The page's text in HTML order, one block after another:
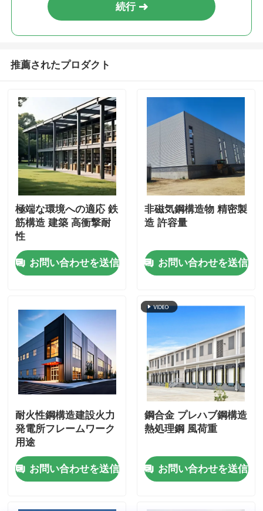
続行
推薦されたプロダクト
極端な環境への適応 鉄
筋構造 建築 高衝撃耐
性
お問い合わせを送信
非磁気鋼構造物 精密製
造 許容量
お問い合わせを送信
耐火性鋼構造建設火力
発電所フレームワーク
用途
お問い合わせを送信
鋼合金 プレハブ鋼構造
熱処理鋼 風荷重
お問い合わせを送信